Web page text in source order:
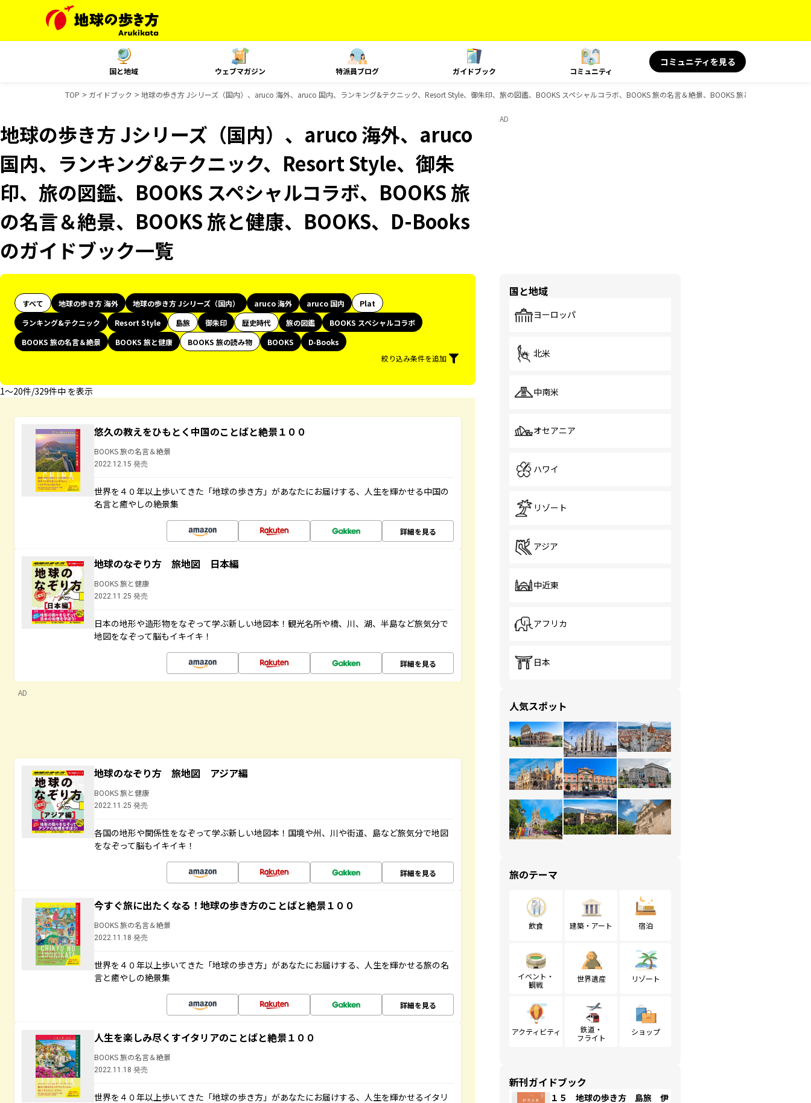
国と地域 ウェブマガジン 特派員ブログ ガイドブック コミュニティ
コミュニティを見る
TOP ガイドブック 地球の歩き方 Jシリーズ（国内）、aruco 海外、aruco 国内、ランキング&テクニック、Resort Style、御朱印、旅の図鑑、BOOKS スペシャルコラボ、BOOKS 旅の名言＆絶景、BOOKS 旅と健康、BOOKS、
地球の歩き方 Jシリーズ（国内）、aruco 海外、aruco
国内、ランキング&テクニック、Resort Style、御朱
印、旅の図鑑、BOOKS スペシャルコラボ、BOOKS 旅
の名言＆絶景、BOOKS 旅と健康、BOOKS、D-Books
のガイドブック一覧
すべて 地球の歩き方 海外 地球の歩き方 Jシリーズ（国内） aruco 海外 aruco 国内
Plat
ランキング&テクニック
Resort Style 島旅 御朱印 歴史時代 旅の図鑑
BOOKS スペシャルコラボ
BOOKS 旅の名言＆絶景
BOOKS 旅と健康 BOOKS 旅の読み物 BOOKS
D-Books
絞り込み条件を追加
1〜20件/329件中 を表示
悠久の教えをひもとく中国のことばと絶景１００
BOOKS 旅の名言＆絶景
2022.12.15 発売
世界を４０年以上歩いてきた「地球の歩き方」があなたにお届けする、人生を輝かせる中国の
名言と癒やしの絶景集
詳細を見る
地球のなぞり方 旅地図 日本編
BOOKS 旅と健康
2022.11.25 発売
日本の地形や造形物をなぞって学ぶ新しい地図本！観光名所や橋、川、湖、半島など旅気分で
地図をなぞって脳もイキイキ！
詳細を見る
AD
地球のなぞり方 旅地図 アジア編
BOOKS 旅と健康
2022.11.25 発売
各国の地形や関係性をなぞって学ぶ新しい地図本！国境や州、川や街道、島など旅気分で地図
をなぞって脳もイキイキ！
詳細を見る
今すぐ旅に出たくなる！地球の歩き方のことばと絶景１００
BOOKS 旅の名言＆絶景
2022.11.18 発売
世界を４０年以上歩いてきた「地球の歩き方」があなたにお届けする、人生を輝かせる旅の名
言と癒やしの絶景集
詳細を見る
人生を楽しみ尽くすイタリアのことばと絶景１００
BOOKS 旅の名言＆絶景
2022.11.18 発売
世界を４０年以上歩いてきた「地球の歩き方」があなたにお届けする、人生を輝かせるイタリ
AD
国と地域
ヨーロッパ
北米
中南米
オセアニア
ハワイ
リゾート
アジア
中近東
アフリカ
日本
人気スポット
旅のテーマ
飲食 建築・アート 宿泊
イベント・
観戦
世界遺産 リゾート
アクティビティ
鉄道・
フライト
ショップ
新刊ガイドブック
１５ 地球の歩き方 島旅 伊